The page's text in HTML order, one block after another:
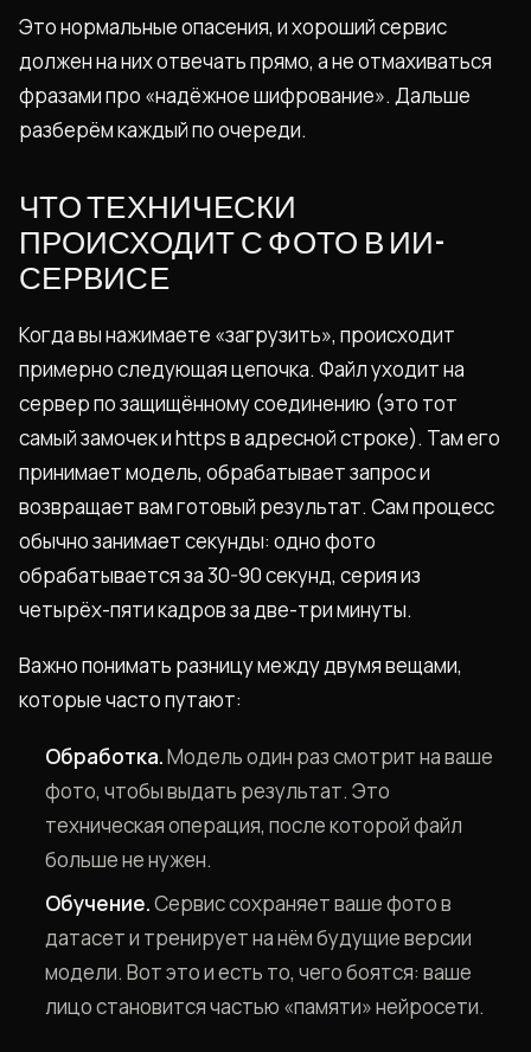
Это нормальные опасения, и хороший сервис
должен на них отвечать прямо, а не отмахиваться
фразами про «надёжное шифрование». Дальше
разберём каждый по очереди.
ЧТО ТЕХНИЧЕСКИ
ПРОИСХОДИТ С ФОТО В ИИ-
СЕРВИСЕ
Когда вы нажимаете «загрузить», происходит
примерно следующая цепочка. Файл уходит на
сервер по защищённому соединению (это тот
самый замочек и https в адресной строке). Там его
принимает модель, обрабатывает запрос и
возвращает вам готовый результат. Сам процесс
обычно занимает секунды: одно фото
обрабатывается за 30-90 секунд, серия из
четырёх-пяти кадров за две-три минуты.
Важно понимать разницу между двумя вещами,
которые часто путают:
Обработка.Модель один раз смотрит на ваше
фото, чтобы выдать результат. Это
техническая операция, после которой файл
больше не нужен.
Обучение.Сервис сохраняет ваше фото в
датасет и тренирует на нём будущие версии
модели. Вот это и есть то, чего боятся: ваше
лицо становится частью «памяти» нейросети.